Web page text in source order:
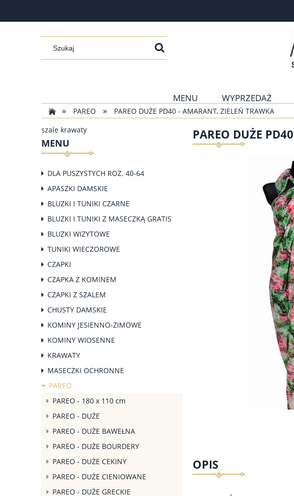
MENU WYPRZEDAŻ
»
PAREO »
PAREO DUŻE PD40 - AMARANT, ZIELEŃ TRAWKA
szale krawaty
MENU
DLA PUSZYSTYCH ROZ. 40-64
APASZKI DAMSKIE
BLUZKI I TUNIKI CZARNE
BLUZKI I TUNIKI Z MASECZKĄ GRATIS
BLUZKI WIZYTOWE
TUNIKI WIECZOROWE
CZAPKI
CZAPKA Z KOMINEM
CZAPKI Z SZALEM
CHUSTY DAMSKIE
KOMINY JESIENNO-ZIMOWE
KOMINY WIOSENNE
KRAWATY
MASECZKI OCHRONNE
PAREO
PAREO - 180 x 110 cm
PAREO - DUŻE
PAREO - DUŻE BAWEŁNA
PAREO - DUŻE BOURDERY
PAREO - DUŻE CEKINY
PAREO - DUŻE CIENIOWANE
PAREO - DUŻE GRECKIE
PAREO DUŻE
OPIS